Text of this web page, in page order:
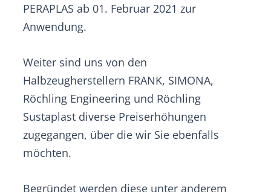
PERAPLAS ab 01. Februar 2021 zur
Anwendung.
Weiter sind uns von den
Halbzeugherstellern FRANK, SIMONA,
Röchling Engineering und Röchling
Sustaplast diverse Preiserhöhungen
zugegangen, über die wir Sie ebenfalls
möchten.
Begründet werden diese unter anderem